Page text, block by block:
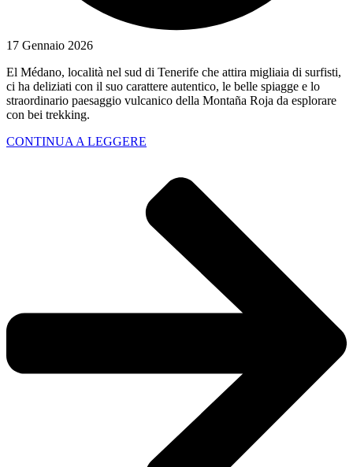
17 Gennaio 2026
El Médano, località nel sud di Tenerife che attira migliaia di surfisti,
ci ha deliziati con il suo carattere autentico, le belle spiagge e lo
straordinario paesaggio vulcanico della Montaña Roja da esplorare
con bei trekking.
CONTINUA A LEGGERE